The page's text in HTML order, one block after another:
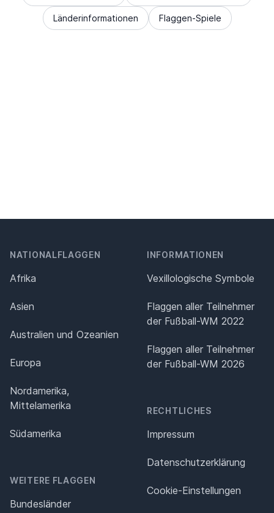
Länderinformationen Flaggen-Spiele
NATIONALFLAGGEN
Afrika
Asien
Australien und Ozeanien
Europa
Nordamerika,
Mittelamerika
Südamerika
WEITERE FLAGGEN
Bundesländer
INFORMATIONEN
Vexillologische Symbole
Flaggen aller Teilnehmer
der Fußball-WM 2022
Flaggen aller Teilnehmer
der Fußball-WM 2026
RECHTLICHES
Impressum
Datenschutz­erklärung
Cookie-Einstellungen